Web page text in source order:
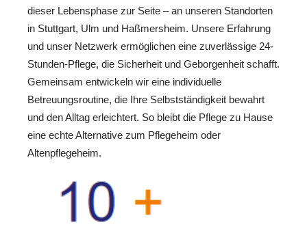
dieser Lebensphase zur Seite – an unseren Standorten
in Stuttgart, Ulm und Haßmersheim. Unsere Erfahrung
und unser Netzwerk ermöglichen eine zuverlässige 24-
Stunden-Pflege, die Sicherheit und Geborgenheit schafft.
Gemeinsam entwickeln wir eine individuelle
Betreuungsroutine, die Ihre Selbstständigkeit bewahrt
und den Alltag erleichtert. So bleibt die Pflege zu Hause
eine echte Alternative zum Pflegeheim oder
Altenpflegeheim.